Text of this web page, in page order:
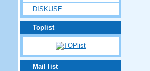
DISKUSE
Toplist
Mail list